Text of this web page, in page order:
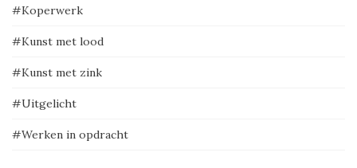
#Koperwerk
#Kunst met lood
#Kunst met zink
#Uitgelicht
#Werken in opdracht